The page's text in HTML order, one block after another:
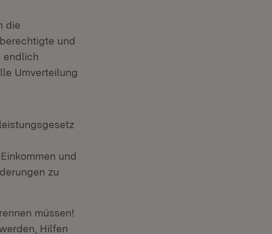
die
und
endlich
Umverteilung
und
zu
müssen!
Hilfen